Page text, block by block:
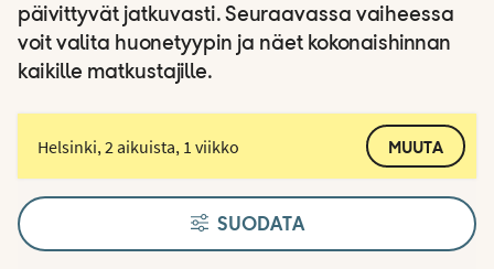
päivittyvät jatkuvasti. Seuraavassa vaiheessa
voit valita huonetyypin ja näet kokonaishinnan
kaikille matkustajille.
Helsinki, 2 aikuista, 1 viikko MUUTA
SUODATA